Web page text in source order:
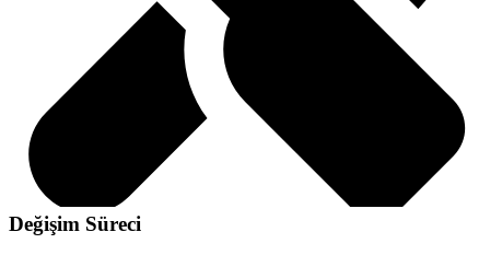
Değişim Süreci